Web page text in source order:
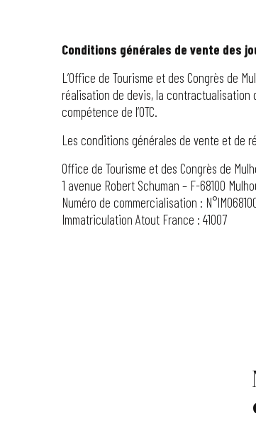
Conditions générales de vente des
L’Office de Tourisme et des Congrès de
réalisation de devis, la contractualisation
compétence de l’OTC.
Les conditions générales de vente et de
Office de Tourisme et des Congrès de
1 avenue Robert Schuman – F-68100
Numéro de commercialisation :
Immatriculation Atout France : 41007